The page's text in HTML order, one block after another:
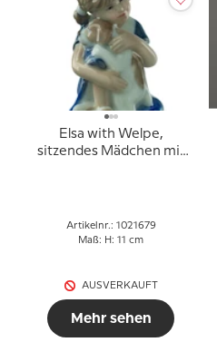
Elsa with Welpe,
sitzendes Mädchen mit
Artikelnr.: 1021679
Maß: H: 11 cm
AUSVERKAUFT
Mehr sehen